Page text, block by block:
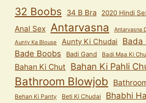
32 Boobs 34 B Bra 2020 Hindi
Anal Sex Antarvasna
Antarvasna
Aunty Ka Blouse
Aunty Ki Chudai
Bada
Bade Boobs
Badi Gand Badi Maa Ki
Bahan Ki Chut Bahan Ki Pahli
Bathroom Blowjob
Behan Ki Panty Beti Ki Chudai Bhabhi